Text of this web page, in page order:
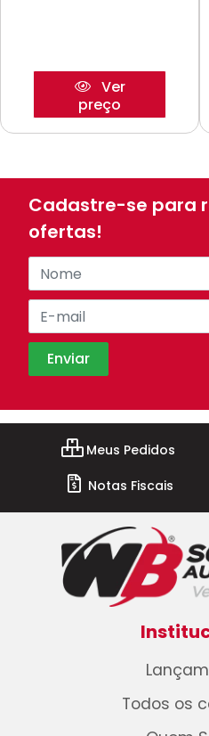
Ver
preço
Cadastre-se para
ofertas!
Meus Pedidos
Notas Fiscais
Todos os